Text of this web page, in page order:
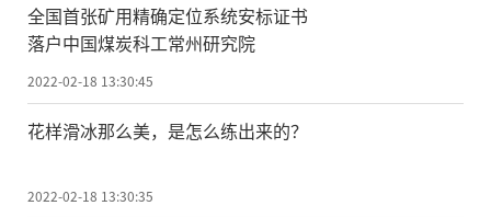
全国首张矿用精确定位系统安标证书
落户中国煤炭科工常州研究院
2022-02-18 13:30:45
花样滑冰那么美，是怎么练出来的？
2022-02-18 13:30:35